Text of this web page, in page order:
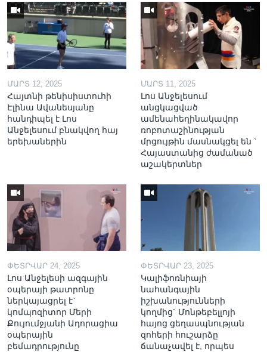
ՄԱՐՏ 12, 2025
Հայտնի թենիսիստուհի
Էլինա Ավանեսյանը
հանդիպել է Լոս
Անջելեսում բնակվող հայ
երեխաներին
ՄԱՐՏ 11, 2025
Լոս Անջելեսում
անցկացված
ամենահեղինակավոր
ռոբոտաշինության
մրցույթին մասնակցել են `
Հայաստանից ժամանած
աշակերտներ
ՓԵՏՐՎԱՐ 24, 2025
Լոս Անջելեսի ազգային
օպերայի թատրոնը
ներկայացրել է`
կոմպոզիտոր Մերի
Քույումջյանի Ադորացիա
օպերային
բեմադրությունը
ՓԵՏՐՎԱՐ 23, 2025
Կալիֆոռնիայի
նահանգային
իշխանությունների
կողմից` Մոնթեբելլոյի
հայոց ցեղասպնության
զոհերի հուշարձը
ճանաչավել է, որպես